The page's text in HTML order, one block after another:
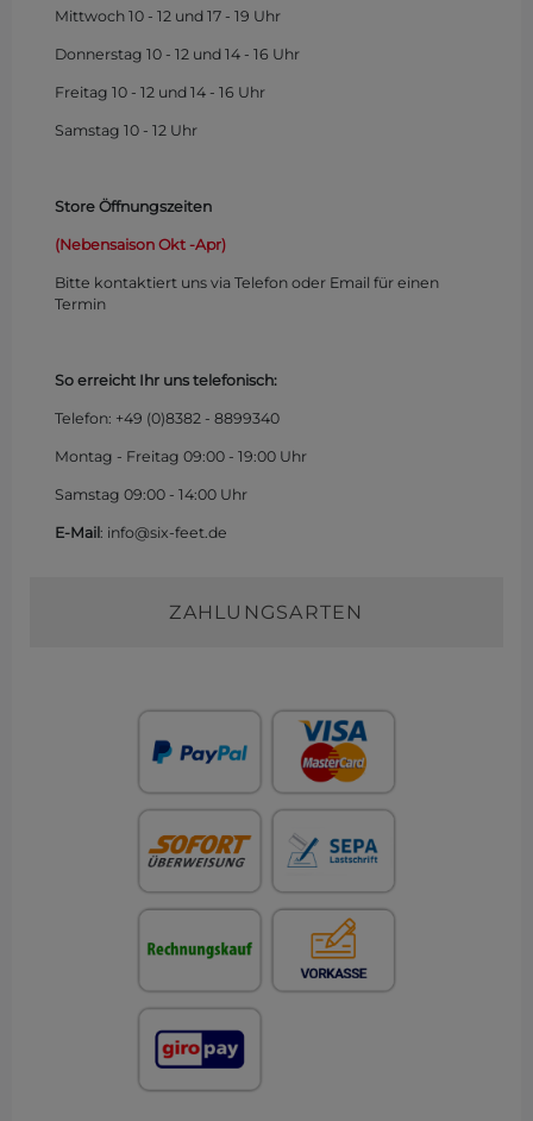
Mittwoch 10 - 12 und 17 - 19 Uhr
Donnerstag 10 - 12 und 14 - 16 Uhr
Freitag 10 - 12 und 14 - 16 Uhr
Samstag 10 - 12 Uhr
Store Öffnungszeiten
(Nebensaison Okt -Apr)
Bitte kontaktiert uns via Telefon oder Email für einen
Termin
So erreicht Ihr uns telefonisch:
Telefon: +49 (0)8382 - 8899340
Montag - Freitag 09:00 - 19:00 Uhr
Samstag 09:00 - 14:00 Uhr
E-Mail: info@six-feet.de
ZAHLUNGSARTEN